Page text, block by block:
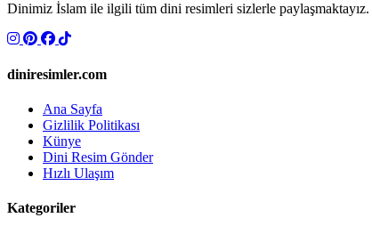
Dinimiz İslam ile ilgili tüm dini resimleri sizlerle paylaşmaktayız.
diniresimler.com
Ana Sayfa
Gizlilik Politikası
Künye
Dini Resim Gönder
Hızlı Ulaşım
Kategoriler